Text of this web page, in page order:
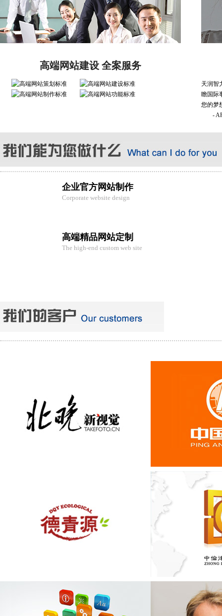
高端网站建设 全案服务
天润智
瞻国际
您的梦
-
企业官方网站制作
Corporate website design
高端精品网站定制
The high-end custom web site